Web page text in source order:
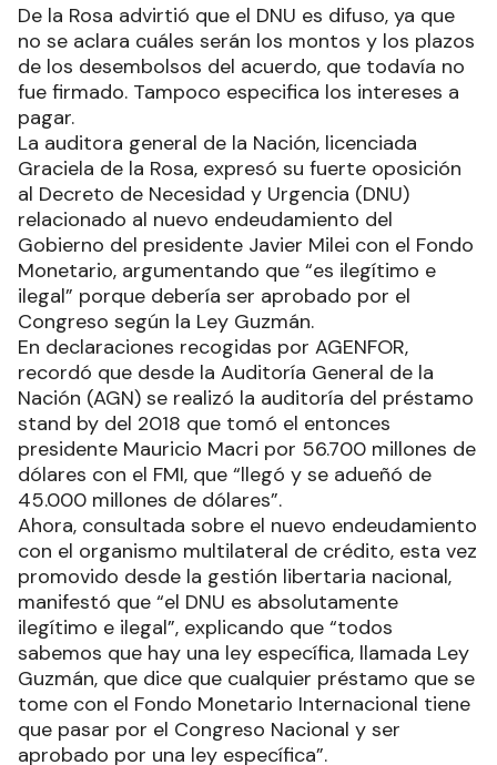
De la Rosa advirtió que el DNU es difuso, ya que
no se aclara cuáles serán los montos y los plazos
de los desembolsos del acuerdo, que todavía no
fue firmado. Tampoco especifica los intereses a
pagar.
La auditora general de la Nación, licenciada
Graciela de la Rosa, expresó su fuerte oposición
al Decreto de Necesidad y Urgencia (DNU)
relacionado al nuevo endeudamiento del
Gobierno del presidente Javier Milei con el Fondo
Monetario, argumentando que “es ilegítimo e
ilegal” porque debería ser aprobado por el
Congreso según la Ley Guzmán.
En declaraciones recogidas por AGENFOR,
recordó que desde la Auditoría General de la
Nación (AGN) se realizó la auditoría del préstamo
stand by del 2018 que tomó el entonces
presidente Mauricio Macri por 56.700 millones de
dólares con el FMI, que “llegó y se adueñó de
45.000 millones de dólares”.
Ahora, consultada sobre el nuevo endeudamiento
con el organismo multilateral de crédito, esta vez
promovido desde la gestión libertaria nacional,
manifestó que “el DNU es absolutamente
ilegítimo e ilegal”, explicando que “todos
sabemos que hay una ley específica, llamada Ley
Guzmán, que dice que cualquier préstamo que se
tome con el Fondo Monetario Internacional tiene
que pasar por el Congreso Nacional y ser
aprobado por una ley específica”.